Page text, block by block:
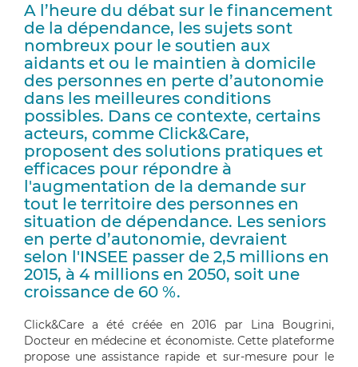
A l’heure du débat sur le financement
de la dépendance, les sujets sont
nombreux pour le soutien aux
aidants et ou le maintien à domicile
des personnes en perte d’autonomie
dans les meilleures conditions
possibles. Dans ce contexte, certains
acteurs, comme Click&Care,
proposent des solutions pratiques et
efficaces pour répondre à
l'augmentation de la demande sur
tout le territoire des personnes en
situation de dépendance. Les seniors
en perte d’autonomie, devraient
selon l'INSEE passer de 2,5 millions en
2015, à 4 millions en 2050, soit une
croissance de 60 %.
Click&Care a été créée en 2016 par Lina Bougrini,
Docteur en médecine et économiste. Cette plateforme
propose une assistance rapide et sur-mesure pour le